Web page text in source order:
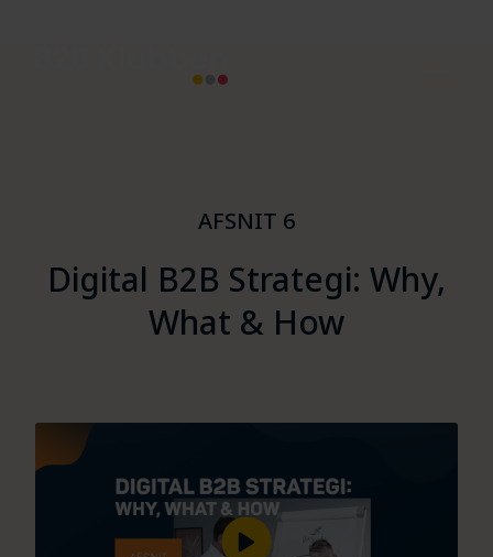
AFSNIT 6
Digital B2B Strategi: Why,
What & How